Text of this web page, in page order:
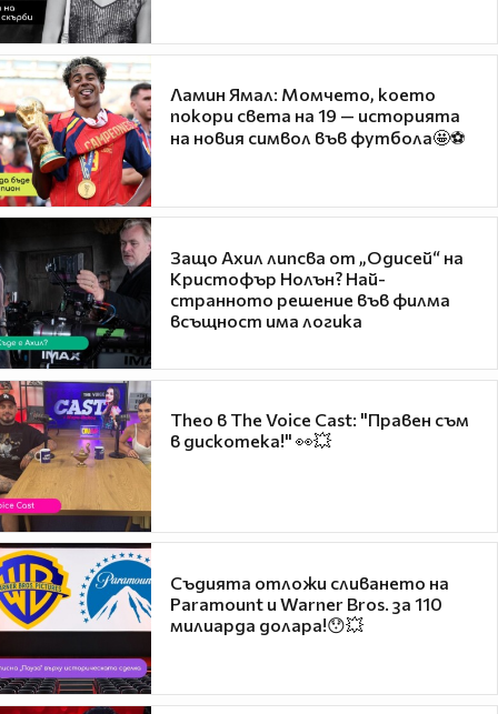
Ламин Ямал: Момчето, което
покори света на 19 — историята
на новия символ във футбола🤩⚽
Защо Ахил липсва от „Одисей“ на
Кристофър Нолън? Най-
странното решение във филма
всъщност има логика
Theo в The Voice Cast: "Правен съм
в дискотека!" 👀💥
Съдията отложи сливането на
Paramount и Warner Bros. за 110
милиарда долара!😯💥